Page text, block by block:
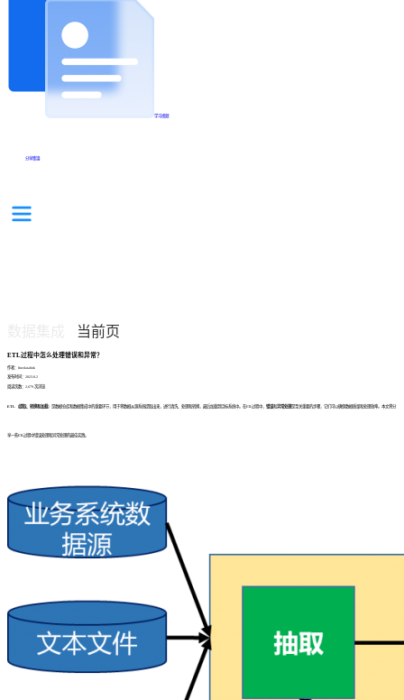
学习视频
分享集锦
当前页
ETL过程中怎么处理错误和异常？
作者：finedatalink
发布时间：2023.8.2
阅读次数：2,679 次浏览
ETL（提取、转换和加载）是数据仓库和数据集成中的重要环节，用于将数据从源系统提取出来，进行清洗、处理和转换，最后加载到目标系统中。在ETL过程中， 错误 和 异常处理 是至关重要的步骤，它们可以确保数据质量和处理效率。本文将分
享一些ETL过程中错误处理和异常处理的最佳实践。